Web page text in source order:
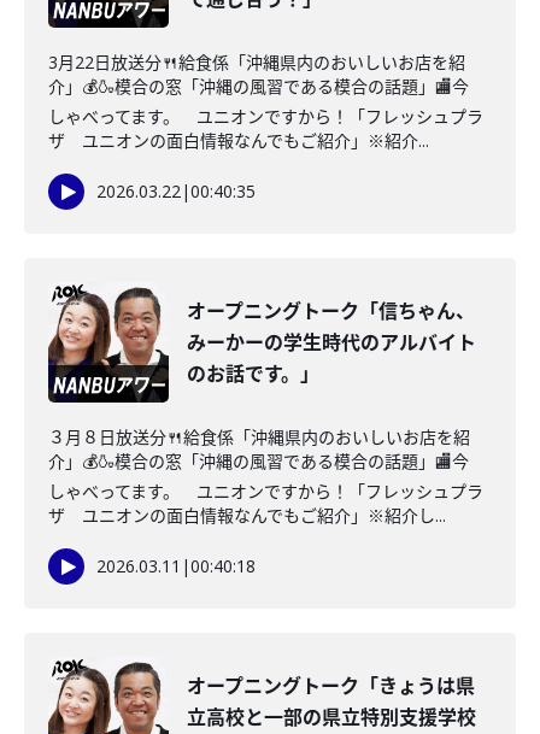
3月22日放送分🍴給食係「沖縄県内のおいしいお店を紹
介」💰🍶模合の窓「沖縄の風習である模合の話題」🏬今
しゃべってます。 ユニオンですから！「フレッシュプラ
ザ ユニオンの面白情報なんでもご紹介」※紹介...
2026.03.22|00:40:35
オープニングトーク「信ちゃん、
みーかーの学生時代のアルバイト
のお話です。」
３月８日放送分🍴給食係「沖縄県内のおいしいお店を紹
介」💰🍶模合の窓「沖縄の風習である模合の話題」🏬今
しゃべってます。 ユニオンですから！「フレッシュプラ
ザ ユニオンの面白情報なんでもご紹介」※紹介し...
2026.03.11 |00:40:18
オープニングトーク「きょうは県
立高校と一部の県立特別支援学校